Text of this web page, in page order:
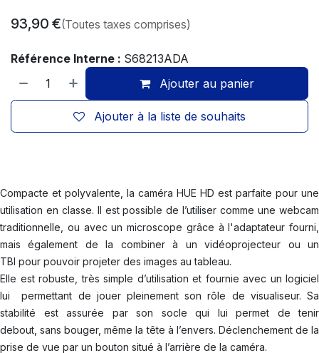
93,90 €(Toutes taxes comprises)
Référence Interne : S68213ADA
Ajouter au panier
Ajouter à la liste de souhaits
Compacte et polyvalente, la caméra HUE HD est parfaite pour une
utilisation en classe. Il est possible de l’utiliser comme une webcam
traditionnelle, ou avec un microscope grâce à l'adaptateur fourni,
mais également de la combiner à un vidéoprojecteur ou un
TBI pour pouvoir projeter des images au tableau.
Elle est robuste, très simple d’utilisation et fournie avec un logiciel
lui permettant de jouer pleinement son rôle de visualiseur. Sa
stabilité est assurée par son socle qui lui permet de tenir
debout, sans bouger, même la tête à l’envers. Déclenchement de la
prise de vue par un bouton situé à l’arrière de la caméra.